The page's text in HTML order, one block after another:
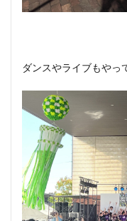
ダンスやライブもやっ